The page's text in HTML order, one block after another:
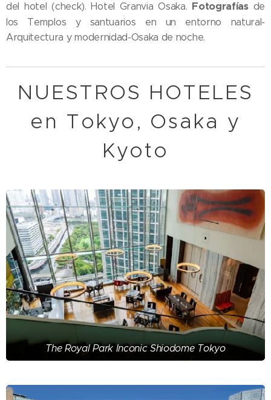
del hotel (check). Hotel Granvia Osaka. Fotografíasde
los Templos y santuarios en un entorno natural-
Arquitectura y modernidad-Osaka de noche.
NUESTROS HOTELES
en Tokyo, Osaka y
Kyoto
The Royal Park Inconic Shiodome Tokyo